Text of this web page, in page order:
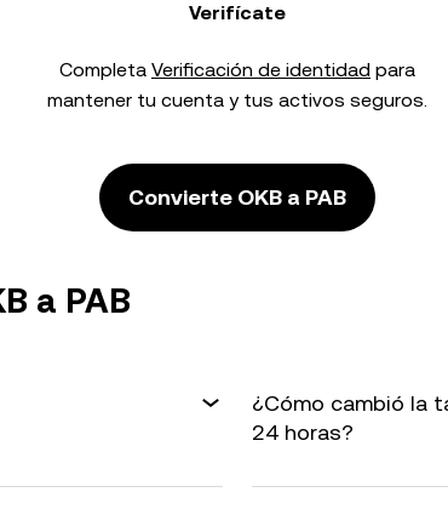
Verifícate
Completa Verificación de identidad para
mantener tu cuenta y tus activos seguros.
Convierte OKB a PAB
a PAB
¿Cómo cambió la
24 horas?